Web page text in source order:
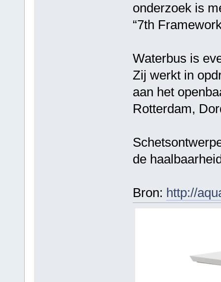
onderzoek is
“7th
Waterbus is
Zij werkt in
aan het
Rotterdam,
de
Bron: http://